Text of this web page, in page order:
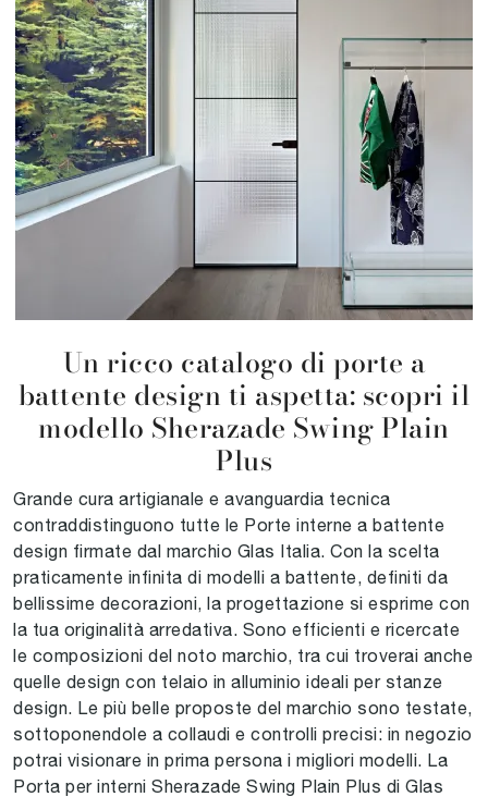
Un ricco catalogo di porte a
battente design ti aspetta: scopri il
modello Sherazade Swing Plain
Plus
Grande cura artigianale e avanguardia tecnica
contraddistinguono tutte le Porte interne a battente
design firmate dal marchio Glas Italia. Con la scelta
praticamente infinita di modelli a battente, definiti da
bellissime decorazioni, la progettazione si esprime con
la tua originalità arredativa. Sono efficienti e ricercate
le composizioni del noto marchio, tra cui troverai anche
quelle design con telaio in alluminio ideali per stanze
design. Le più belle proposte del marchio sono testate,
sottoponendole a collaudi e controlli precisi: in negozio
potrai visionare in prima persona i migliori modelli. La
Porta per interni Sherazade Swing Plain Plus di Glas